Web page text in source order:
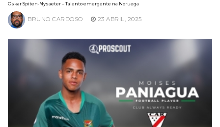
Oskar Spiten-Nysaeter – Talento emergente na Noruega
BRUNO CARDOSO 23 ABRIL, 2025